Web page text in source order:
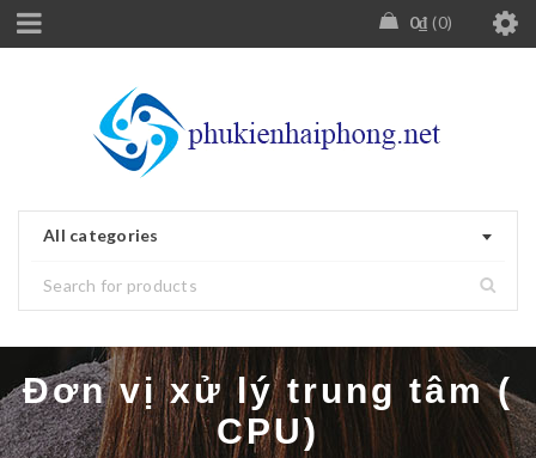
0₫ 0
All categories
Đơn vị xử lý trung tâm (
CPU)